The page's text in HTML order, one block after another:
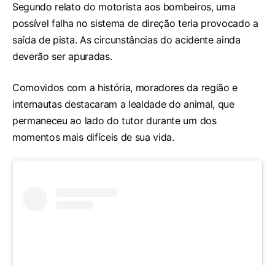
Segundo relato do motorista aos bombeiros, uma
possível falha no sistema de direção teria provocado a
saída de pista. As circunstâncias do acidente ainda
deverão ser apuradas.
Comovidos com a história, moradores da região e
internautas destacaram a lealdade do animal, que
permaneceu ao lado do tutor durante um dos
momentos mais difíceis de sua vida.